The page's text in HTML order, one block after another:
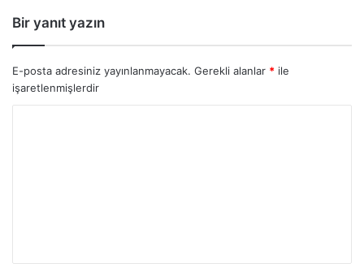
Bir yanıt yazın
E-posta adresiniz yayınlanmayacak. Gerekli alanlar * ile
işaretlenmişlerdir